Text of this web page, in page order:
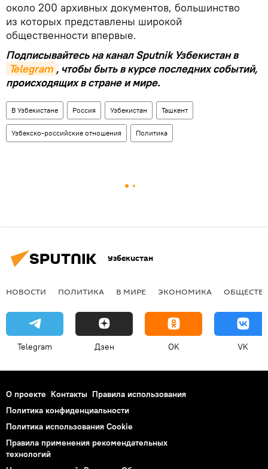
около 200 архивных документов, большинство
из которых представлены широкой
общественности впервые.
Подписывайтесь на канал Sputnik Узбекистан в
Telegram , чтобы быть в курсе последних событий,
происходящих в стране и мире.
В Узбекистане Россия Узбекистан Ташкент
Узбекско-российские отношения Политика
Узбекистан
НОВОСТИ ПОЛИТИКА В МИРЕ ЭКОНОМИКА
Telegram Дзен OK VK
О проекте Контакты Правила использования
Политика конфиденциальности
Политика использования Cookie
Правила применения рекомендательных
технологий